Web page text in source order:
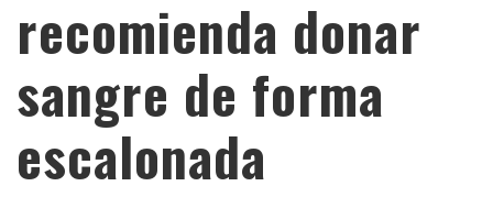
recomienda donar
sangre de forma
escalonada